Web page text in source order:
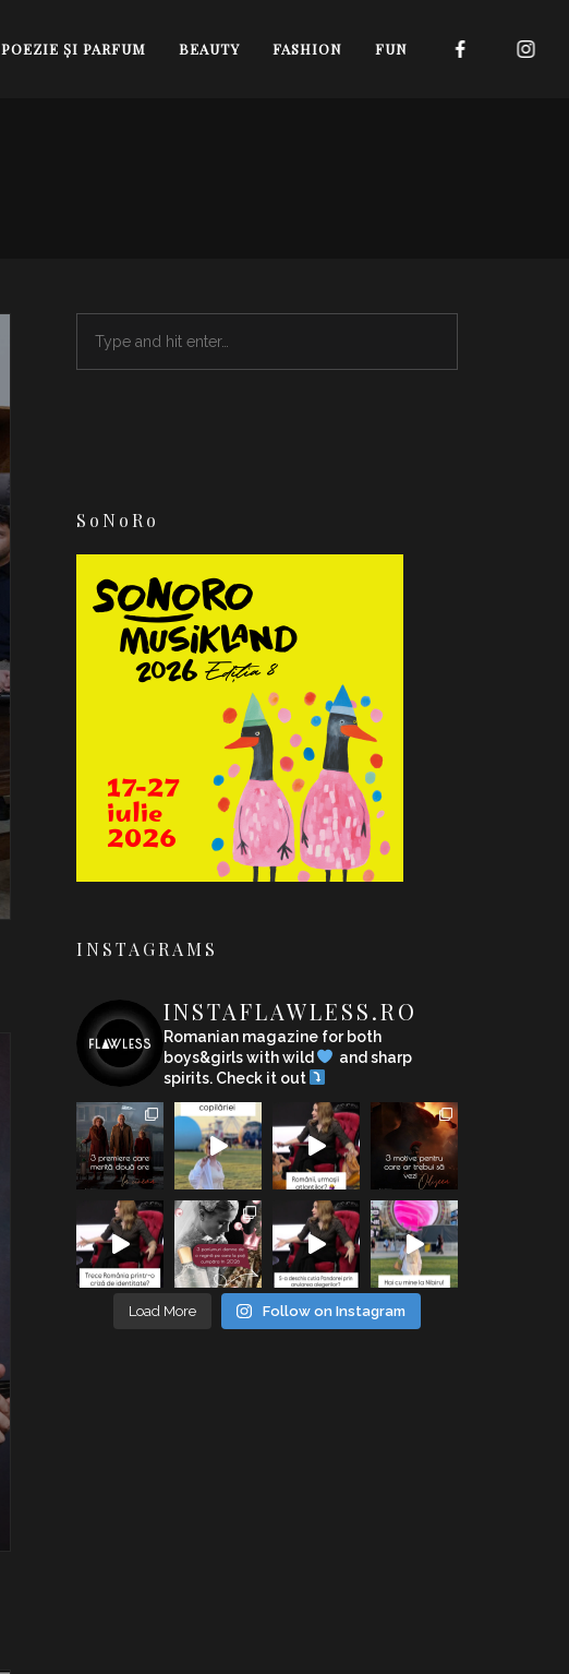
POEZIE ŞI PARFUM BEAUTY FASHION FUN
SoNoRo
INSTAGRAMS
INSTAFLAWLESS.RO
Romanian magazine for both
boys&girls with wild
and sharp
spirits. Check it out
Load More Follow on Instagram